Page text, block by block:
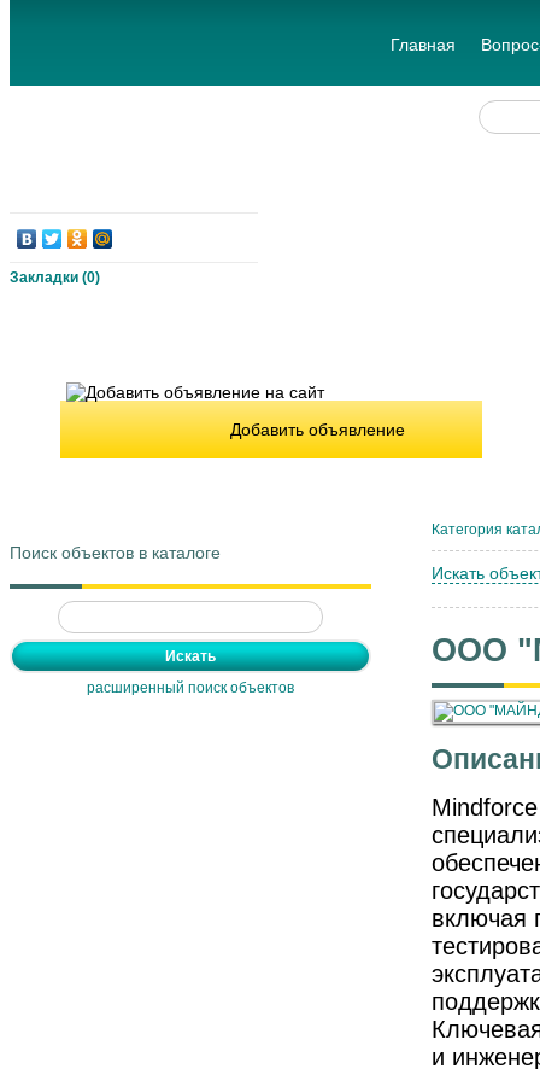
Главная
Закладки (0)
Добавить объявление
Поиск объектов в каталоге
расширенный поиск объектов
Категория
Искать
ООО
включая
и